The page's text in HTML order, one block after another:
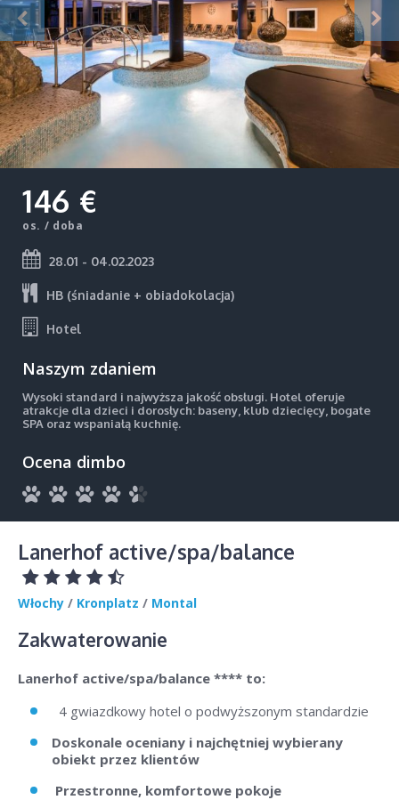
146 €
os. / doba
28.01 - 04.02.2023
HB (śniadanie + obiadokolacja)
Hotel
Naszym zdaniem
Wysoki standard i najwyższa jakość obsługi. Hotel oferuje
atrakcje dla dzieci i dorosłych: baseny, klub dziecięcy, bogate
SPA oraz wspaniałą kuchnię.
Ocena dimbo
Lanerhof active/spa/balance
Włochy / Kronplatz / Montal
Zakwaterowanie
Lanerhof active/spa/balance **** to:
4 gwiazdkowy hotel o podwyższonym standardzie
Doskonale oceniany i najchętniej wybierany
obiekt przez klientów
Przestronne, komfortowe pokoje